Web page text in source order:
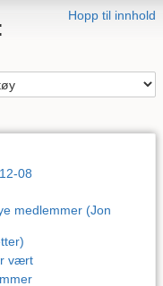
Hopp til innhold
08
medlemmer (Jon
vært